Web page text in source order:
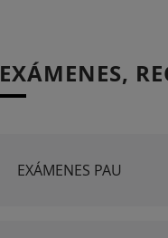
EXÁMENES,
EXÁMENES PAU